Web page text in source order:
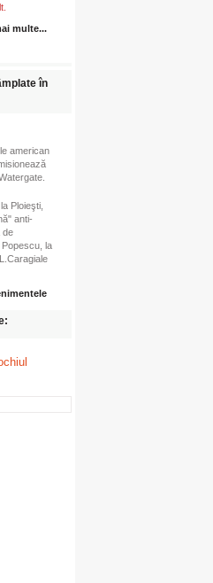
multe...
în
american
Ploieşti,
anti-
de
la